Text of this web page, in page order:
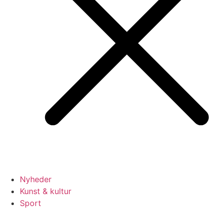
Nyheder
Kunst & kultur
Sport